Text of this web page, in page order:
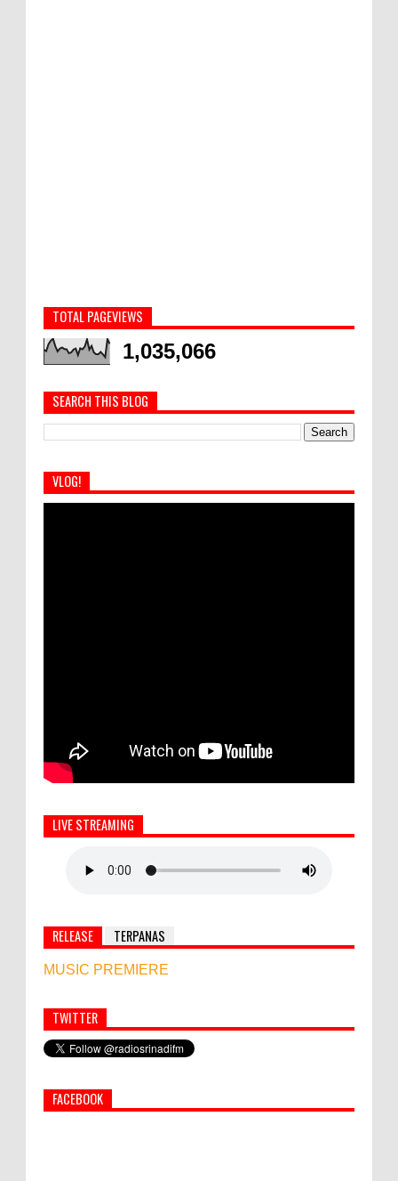
TOTAL PAGEVIEWS
1,035,066
SEARCH THIS BLOG
VLOG!
LIVE STREAMING
RELEASE TERPANAS
MUSIC PREMIERE
Simbol Persahabatan, RI Bangun Islamic Centre di
Afghanistan
PEMKAB KLUNGKUNG GELAR PASAR
TWITTER
FACEBOOK